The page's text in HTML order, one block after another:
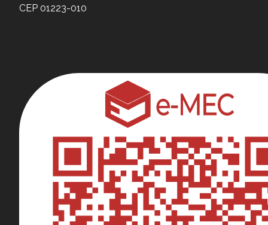
CEP 01223-010